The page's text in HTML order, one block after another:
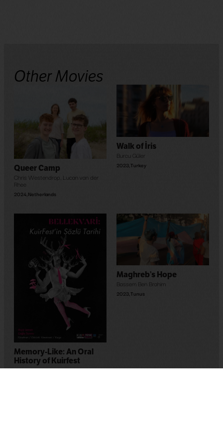
Other Movies
Queer Camp
Chris Westendrop Lucan van der
Rhee
2024,Netherlands
Walk of İris
Burcu Güler
2023,Turkey
Memory-Like: An Oral
History of Kuirfest
Asya Leman,Sumru Kesik
Maghreb’s Hope
Bassem Ben Brahim
2023,Tunus